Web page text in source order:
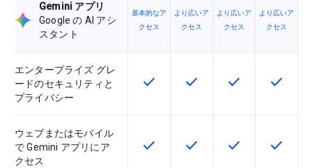
Gemini アプリ
Google の AI アシ
スタント
基本的なア
クセス
より広いア
クセス
より広いア
クセス
より広いア
クセス
エンタープライズ グレ
ードのセキュリティと
プライバシー
この機能は該当の SKU で利用で
check この機能は該当の SKU
check この機能は該当
check この機
check
ウェブまたはモバイル
で Gemini アプリにア
クセス
この機能は該当の SKU で利用で
check この機能は該当の SKU
check この機能は該当
check この機
check